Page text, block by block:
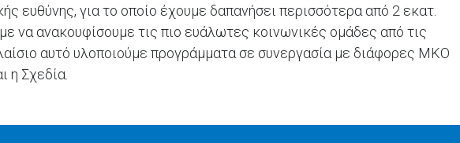
ευθύνης, για το οποίο έχουμε δαπανήσει περισσότερα από 2 εκατ.
να ανακουφίσουμε τις πιο ευάλωτες κοινωνικές ομάδες από τις
αυτό υλοποιούμε προγράμματα σε συνεργασία με διάφορες ΜΚΟ
η Σχεδία.